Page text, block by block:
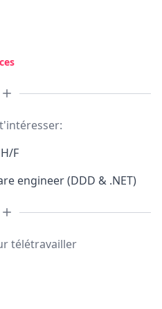
F
engineer (DDD & .NET)
télétravailler